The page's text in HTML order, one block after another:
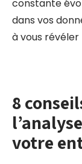
constante
dans vos
à vous révéler
8
votre